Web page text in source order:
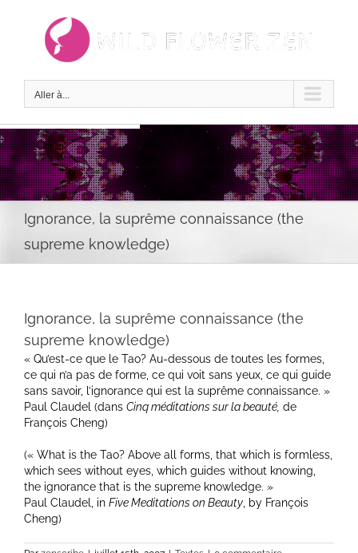
Aller à...
Ignorance, la suprême connaissance (the
supreme knowledge)
Ignorance, la suprême connaissance (the
supreme knowledge)
« Qu’est-ce que le Tao? Au-dessous de toutes les formes,
ce qui n’a pas de forme, ce qui voit sans yeux, ce qui guide
sans savoir, l’ignorance qui est la suprême connaissance. »
Paul Claudel (dans Cinq méditations sur la beauté, de
François Cheng)
(« What is the Tao? Above all forms, that which is formless,
which sees without eyes, which guides without knowing,
the ignorance that is the supreme knowledge. »
Paul Claudel, in Five Meditations on Beauty , by François
Cheng)